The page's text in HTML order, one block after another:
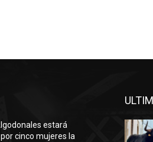
estará
cinco mujeres la